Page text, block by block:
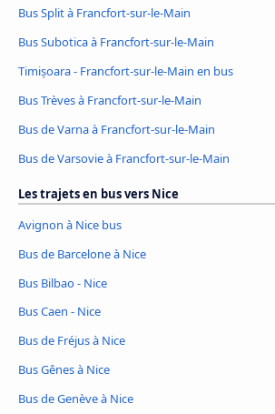
Bus Split à Francfort-sur-le-Main
Bus Subotica à Francfort-sur-le-Main
Timișoara - Francfort-sur-le-Main en bus
Bus Trèves à Francfort-sur-le-Main
Bus de Varna à Francfort-sur-le-Main
Bus de Varsovie à Francfort-sur-le-Main
Les trajets en bus vers Nice
Avignon à Nice bus
Bus de Barcelone à Nice
Bus Bilbao - Nice
Bus Caen - Nice
Bus de Fréjus à Nice
Bus Gênes à Nice
Bus de Genève à Nice